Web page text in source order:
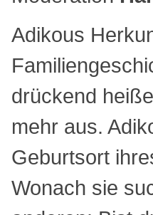
Adikous
drückend
mehr aus.
Geburtsort
Wonach sie